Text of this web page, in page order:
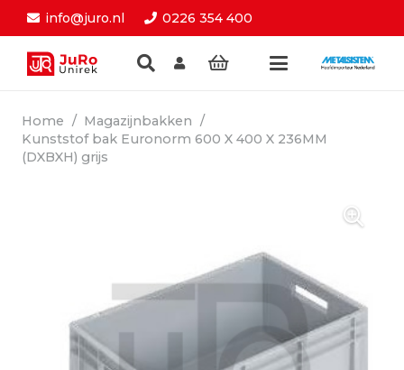
info@juro.nl 0226 354 400
Home / Magazijnbakken /
Kunststof bak Euronorm 600 X 400 X 236MM
(DXBXH) grijs